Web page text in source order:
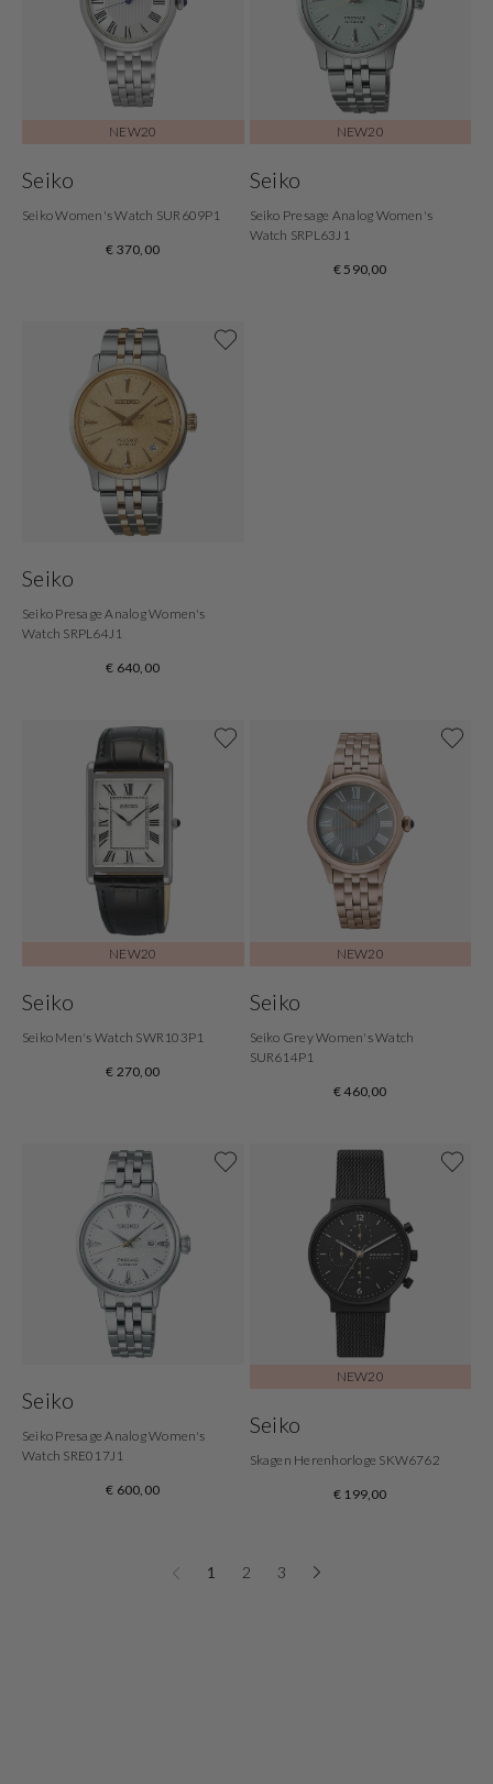
NEW20
Seiko
Seiko Women's Watch SUR609P1
€ 370,00
NEW20
Seiko
Seiko Presage Analog Women's
Watch SRPL63J1
€ 590,00
Seiko
Seiko Presage Analog Women's
Watch SRPL64J1
€ 640,00
NEW20
Seiko
Seiko Men's Watch SWR103P1
€ 270,00
NEW20
Seiko
Seiko Grey Women's Watch
SUR614P1
€ 460,00
Seiko
Seiko Presage Analog Women's
Watch SRE017J1
€ 600,00
NEW20
Seiko
Skagen Herenhorloge SKW6762
€ 199,00
1 2 3